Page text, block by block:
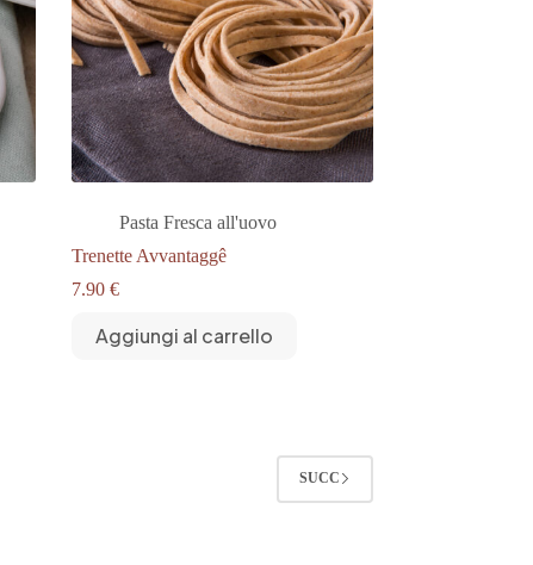
Pasta Fresca all'uovo
Trenette Avvantaggê
7.90 €
Aggiungi al carrello
SUCC